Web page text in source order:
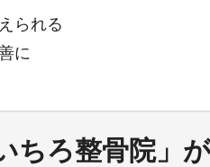
られる
に
ちろ整骨院」